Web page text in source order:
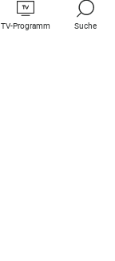
TV-Programm Suche